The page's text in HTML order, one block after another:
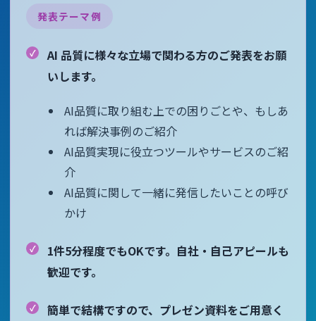
発表テーマ例
AI 品質に様々な立場で関わる方のご発表をお願
いします。
AI品質に取り組む上での困りごとや、もしあ
れば解決事例のご紹介
AI品質実現に役立つツールやサービスのご紹
介
AI品質に関して一緒に発信したいことの呼び
かけ
1件5分程度でもOKです。自社・自己アピールも
歓迎です。
簡単で結構ですので、プレゼン資料をご用意く